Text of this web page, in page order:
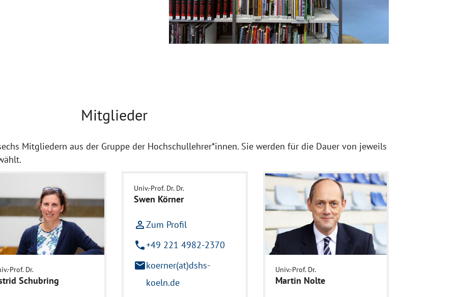
Mitglieder
Mitgliedern aus der Gruppe der Hochschullehrer*innen. Sie werden für die Dauer von jeweils
Prof. Dr.
Schubring
Univ.-Prof. Dr. Dr.
Swen Körner
person_outlineZum Profil
phone+49 221 4982-2370
mailkoerner(at)dshs-
koeln.de
Univ.-Prof. Dr.
Martin Nolte